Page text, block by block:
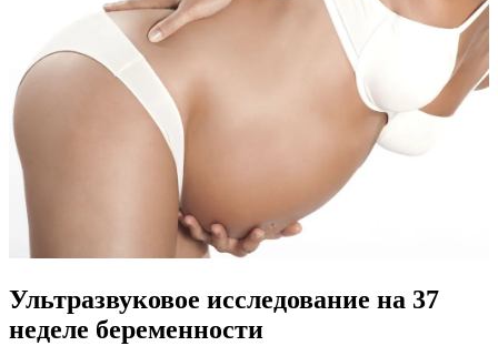
Ультразвуковое исследование на 37
неделе беременности